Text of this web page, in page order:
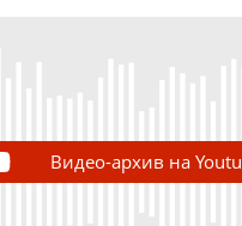
Видео-архив на